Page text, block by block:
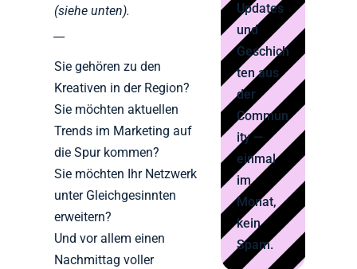
(siehe unten).
Sie gehören zu den
Kreativen in der Region?
Sie möchten aktuellen
Trends im Marketing auf
die Spur kommen?
Sie möchten Ihr Netzwerk
unter Gleichgesinnten
erweitern?
Und vor allem einen
Nachmittag voller
Updates
und
Geschich
ten aus
der
Commun
ity —
einmal
im
Monat,
kein
Spam.